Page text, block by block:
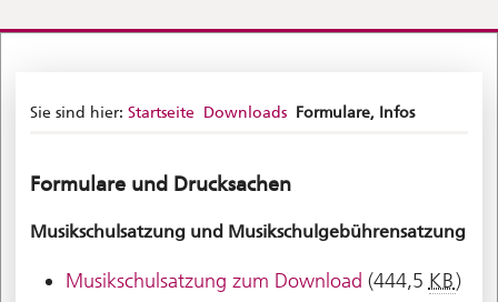
Sie sind hier: Startseite Downloads Formulare, Infos
Formulare und Drucksachen
Musikschulsatzung und Musikschulgebührensatzung
Musikschulsatzung zum Download (444,5 KB)